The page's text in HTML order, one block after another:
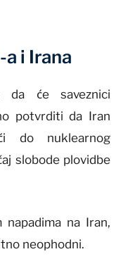
i Irana
da će saveznici
potvrditi da Iran
do nuklearnog
slobode plovidbe
napadima na Iran,
neophodni.